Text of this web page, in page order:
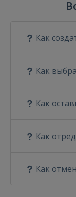
Как
Как
Как
Как
Как